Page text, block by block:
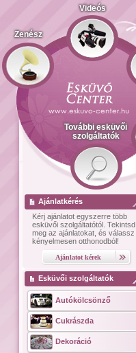
Zenész
Videós
További esküvői
szolgáltatók
Ajánlatkérés
Kérj ajánlatot egyszerre több
esküvői szolgáltatótól. Tekintsd
meg az ajánlatokat, és válassz
kényelmesen otthonodból!
Esküvői szolgáltatók
Autókölcsönző
Cukrászda
Dekoráció